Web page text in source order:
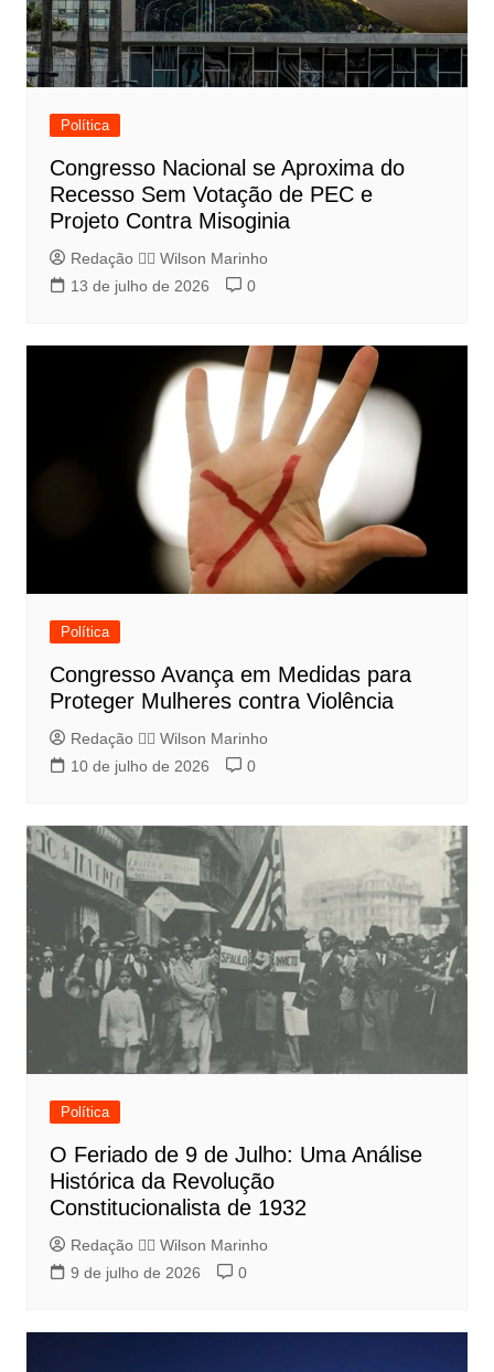
Política
Congresso Nacional se Aproxima do
Recesso Sem Votação de PEC e
Projeto Contra Misoginia
Redação 👨‍⚖️​ Wilson Marinho
13 de julho de 2026
0
Política
Congresso Avança em Medidas para
Proteger Mulheres contra Violência
Redação 👨‍⚖️​ Wilson Marinho
10 de julho de 2026
0
Política
O Feriado de 9 de Julho: Uma Análise
Histórica da Revolução
Constitucionalista de 1932
Redação 👨‍⚖️​ Wilson Marinho
9 de julho de 2026
0